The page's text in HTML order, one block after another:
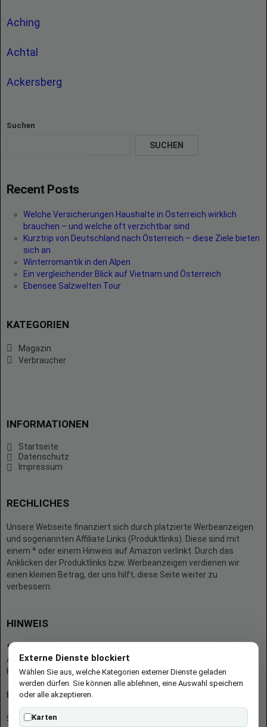
Aching
Achtal
Ackersberg
Suchen
SUCHEN
Recent Posts
Welche Versicherungen Haushalte in Österreich wirklich
brauchen – und welche oft verzichtbar sind
Kurztrip von Deutschland nach Österreich – diese Ziele bieten
sich an
Winterromantik in den Alpen
Ein vergleichender Blick auf Vietnam und Österreich
Ebensee Salzwelten Tour
KATEGORIEN
Magazin
Verbraucher
INFORMATIONEN
Startseite
Datenschutz
Impressum
RECHLICHES
Unsere Webseite finanziert sich durch platzierte Werbeanzeigen
und sogenannten Affiliate Links (Produktlinks). Diese sind mit
einem * oder einem Hinweis auf Amazon verlinkt. Durch das
Anklicken der Produktlinks bzw. Werbeanzeigen verdienen wir
einen kleinen Betrag, der uns hilft, diese Seite weiter zu
verbessern.
HINWEIS
* = Afilliate-Link (=Werbung)
Als Amazon-Partner verdient der Seitenbetreiber an qualifizierten
Käufen.
Hinweis zu Preisen und Verfügbarkeiten
Sofern Produktpreise und Verfügbarkeiten angezeigt werden,
Externe Dienste blockiert
Wählen Sie aus, welche Kategorien externer Dienste geladen
werden dürfen. Sie können alle ablehnen, eine Auswahl speichern
oder alle akzeptieren.
Karten